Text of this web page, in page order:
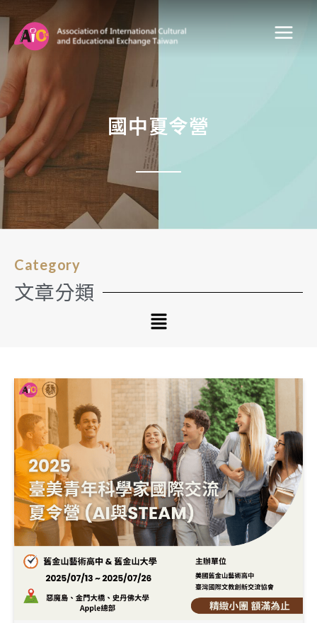
國中夏令營
Category
文章分類